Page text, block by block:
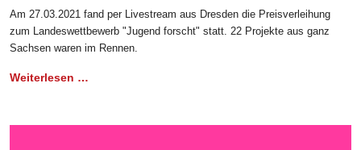
Am 27.03.2021 fand per Livestream aus Dresden die Preisverleihung
zum Landeswettbewerb "Jugend forscht" statt. 22 Projekte aus ganz
Sachsen waren im Rennen.
Weiterlesen …